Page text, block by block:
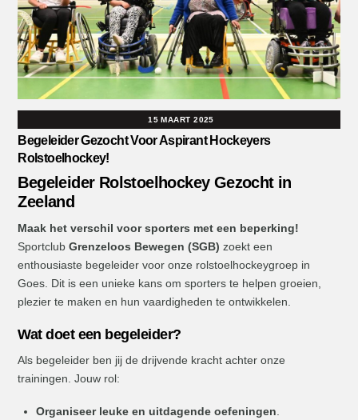
15 MAART 2025
Begeleider Gezocht Voor Aspirant Hockeyers
Rolstoelhockey!
Begeleider Rolstoelhockey Gezocht in
Zeeland
Maak het verschil voor sporters met een beperking!
SportclubGrenzeloos Bewegen (SGB) zoekt een
enthousiaste begeleider voor onze rolstoelhockeygroep in
Goes. Dit is een unieke kans om sporters te helpen groeien,
plezier te maken en hun vaardigheden te ontwikkelen.
Wat doet een begeleider?
Als begeleider ben jij de drijvende kracht achter onze
trainingen. Jouw rol:
Organiseer leuke en uitdagende oefeningen